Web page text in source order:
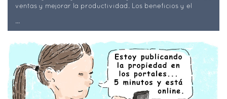
ventas y mejorar la productividad. Los beneficios y el
...